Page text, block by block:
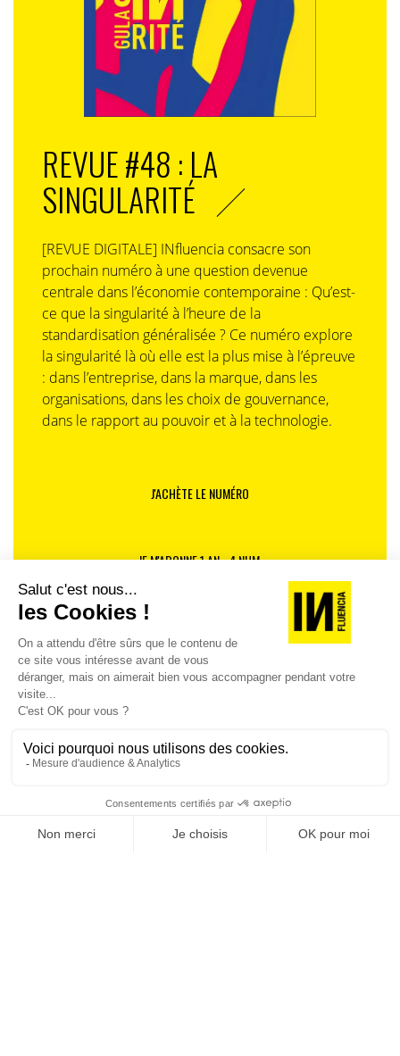
REVUE #48 : LA
SINGULARITÉ
[REVUE DIGITALE] INfluencia consacre son
prochain numéro à une question devenue
centrale dans l’économie contemporaine : Qu’est-
ce que la singularité à l’heure de la
standardisation généralisée ? Ce numéro explore
la singularité là où elle est la plus mise à l’épreuve
: dans l’entreprise, dans la marque, dans les
organisations, dans les choix de gouvernance,
dans le rapport au pouvoir et à la technologie.
J'ACHÈTE LE NUMÉRO
JE M'ABONNE 1 AN - 4 NUM.
JE DÉCOUVRE LES NUMÉROS PRÉCÉDENTS
Je suis déjà abonné(e) :je consulte la revue en